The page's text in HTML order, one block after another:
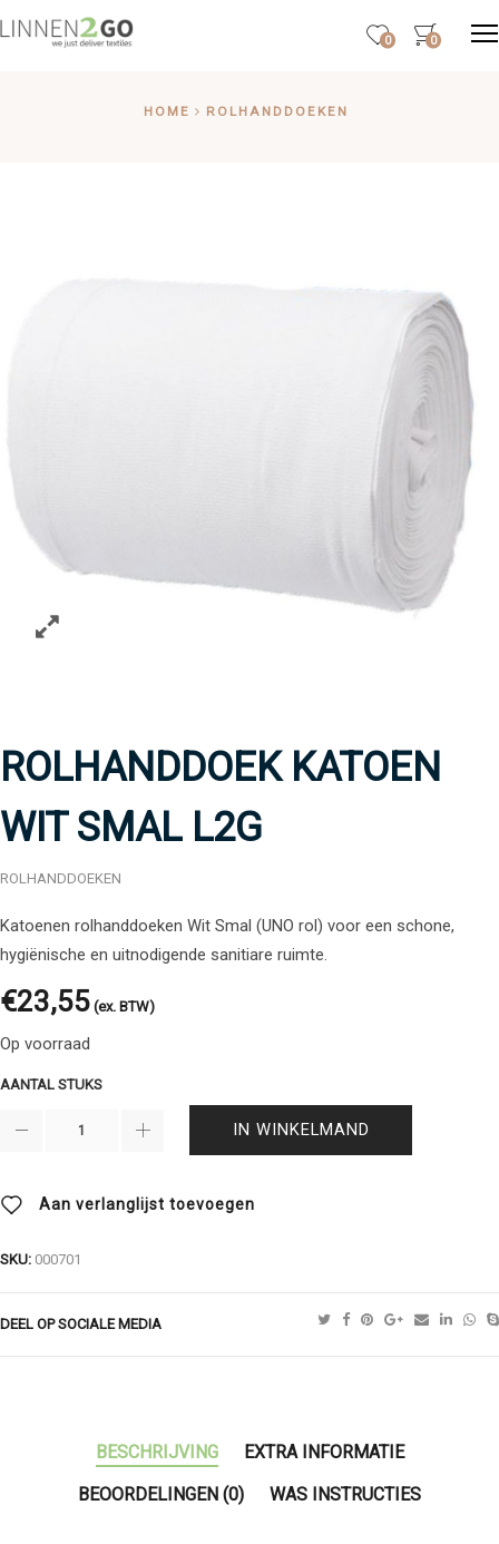
0 0
HOME ROLHANDDOEKEN
ROLHANDDOEK KATOEN
WIT SMAL L2G
ROLHANDDOEKEN
Katoenen rolhanddoeken Wit Smal (UNO rol) voor een schone,
hygiënische en uitnodigende sanitiare ruimte.
€23,55 (ex. BTW)
Op voorraad
AANTAL STUKS
IN WINKELMAND
Aan verlanglijst toevoegen
SKU: 000701
DEEL OP SOCIALE MEDIA
BESCHRIJVING EXTRA INFORMATIE
BEOORDELINGEN (0) WAS INSTRUCTIES